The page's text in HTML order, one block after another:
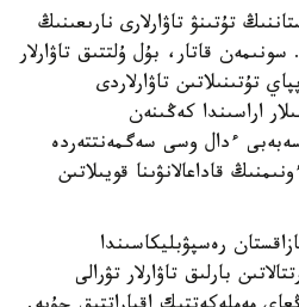
تۇتىنۋ تاۋارلارى نارىعىنىڭ
قاتار، بۇل ۇلتتىق تاۋارلار
تۇتىنىلاتىن تاۋارلاردى
اراسىندا كەڭىنەن
سەبەبى ءدال وسى سەگمەنتتەردە
قاداعالانۋىنا قويىلاتىن
رەسپۋبليكاسىندا
بارلىق تاۋارلار تۋرالى